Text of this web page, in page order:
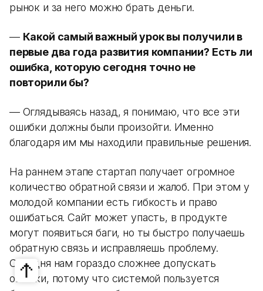
рынок и за него можно брать деньги.
— Какой самый важный урок вы получили в
первые два года развития компании? Есть ли
ошибка, которую сегодня точно не
повторили бы?
— Оглядываясь назад, я понимаю, что все эти
ошибки должны были произойти. Именно
благодаря им мы находили правильные решения.
На раннем этапе стартап получает огромное
количество обратной связи и жалоб. При этом у
молодой компании есть гибкость и право
ошибаться. Сайт может упасть, в продукте
могут появиться баги, но ты быстро получаешь
обратную связь и исправляешь проблему.
Сегодня нам гораздо сложнее допускать
ошибки, потому что системой пользуется